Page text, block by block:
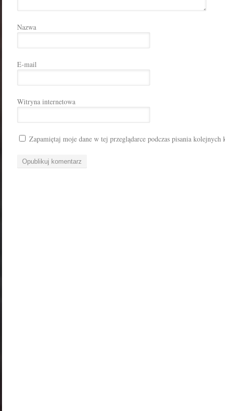
Nazwa
E-mail
Witryna internetowa
Zapamiętaj moje dane w tej przeglądarce podczas pisania kolejnych